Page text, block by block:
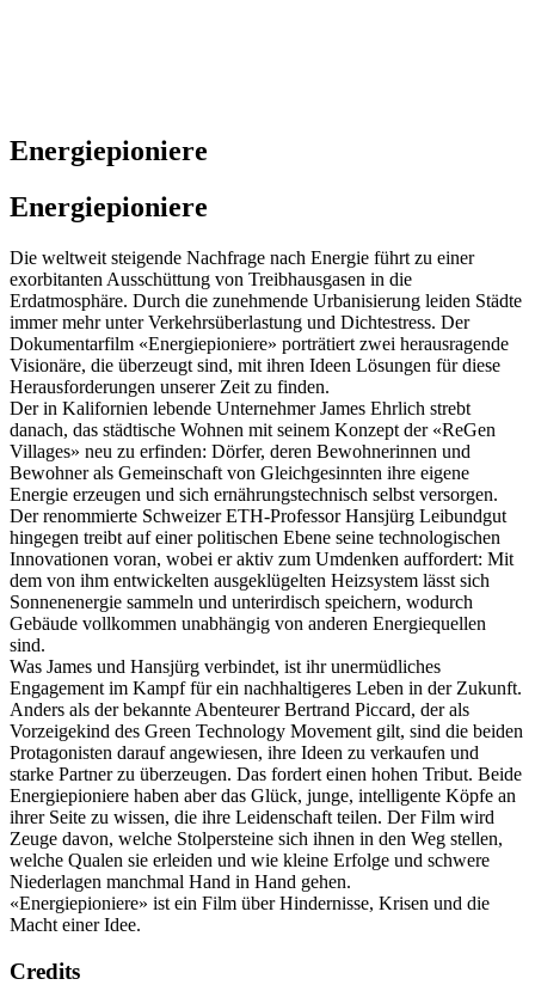
Energiepioniere
Energiepioniere
Die weltweit steigende Nachfrage nach Energie führt zu einer
exorbitanten Ausschüttung von Treibhausgasen in die
Erdatmosphäre. Durch die zunehmende Urbanisierung leiden Städte
immer mehr unter Verkehrsüberlastung und Dichtestress. Der
Dokumentarfilm «Energiepioniere» porträtiert zwei herausragende
Visionäre, die überzeugt sind, mit ihren Ideen Lösungen für diese
Herausforderungen unserer Zeit zu finden.
Der in Kalifornien lebende Unternehmer James Ehrlich strebt
danach, das städtische Wohnen mit seinem Konzept der «ReGen
Villages» neu zu erfinden: Dörfer, deren Bewohnerinnen und
Bewohner als Gemeinschaft von Gleichgesinnten ihre eigene
Energie erzeugen und sich ernährungstechnisch selbst versorgen.
Der renommierte Schweizer ETH-Professor Hansjürg Leibundgut
hingegen treibt auf einer politischen Ebene seine technologischen
Innovationen voran, wobei er aktiv zum Umdenken auffordert: Mit
dem von ihm entwickelten ausgeklügelten Heizsystem lässt sich
Sonnenenergie sammeln und unterirdisch speichern, wodurch
Gebäude vollkommen unabhängig von anderen Energiequellen
sind.
Was James und Hansjürg verbindet, ist ihr unermüdliches
Engagement im Kampf für ein nachhaltigeres Leben in der Zukunft.
Anders als der bekannte Abenteurer Bertrand Piccard, der als
Vorzeigekind des Green Technology Movement gilt, sind die beiden
Protagonisten darauf angewiesen, ihre Ideen zu verkaufen und
starke Partner zu überzeugen. Das fordert einen hohen Tribut. Beide
Energiepioniere haben aber das Glück, junge, intelligente Köpfe an
ihrer Seite zu wissen, die ihre Leidenschaft teilen. Der Film wird
Zeuge davon, welche Stolpersteine sich ihnen in den Weg stellen,
welche Qualen sie erleiden und wie kleine Erfolge und schwere
Niederlagen manchmal Hand in Hand gehen.
«Energiepioniere» ist ein Film über Hindernisse, Krisen und die
Macht einer Idee.
Credits